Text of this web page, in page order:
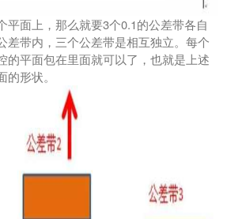
平面上，那么就要3个0.1的公差带各自
差带内，三个公差带是相互独立。每个
的平面包在里面就可以了，也就是上述
形状。